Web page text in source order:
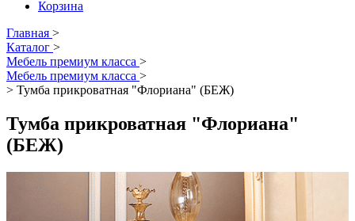
Корзина
Главная >
Каталог >
Мебель премиум класса >
Мебель премиум класса >
> Тумба прикроватная "Флориана" (БЕЖ)
Тумба прикроватная "Флориана"
(БЕЖ)